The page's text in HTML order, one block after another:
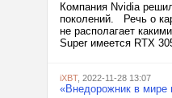
Компания Nvidia
поколений. Речь о
не располагает
Super имеется RTX
iXBT, 2022-11-28 13:07
«Внедорожник в мире